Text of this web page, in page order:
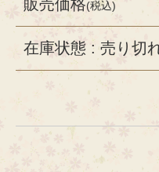
販売価格(税込)
在庫状態 : 売り切